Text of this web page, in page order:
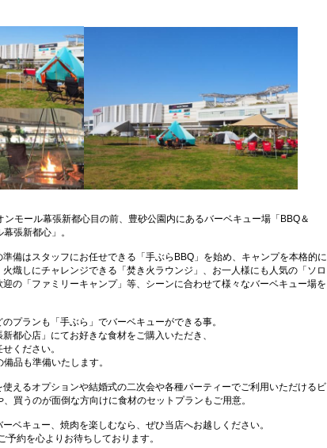
モール幕張新都心目の前、豊砂公園内にあるバーベキュー場「BBQ＆
張新都心」。
備はスタッフにお任せできる「手ぶらBBQ」を始め、キャンプを本格的に
熾しにチャレンジできる「焚き火ラウンジ」、お一人様にも人気の「ソロ
の「ファミリーキャンプ」等、シーンに合わせて様々なバーベキュー場を
プランも「手ぶら」でバーベキューができる事。
都心店」にてお好きな食材をご購入いただき、
ください。
品も準備いたします。
えるオプションや結婚式の二次会や各種パーティーでご利用いただけるビ
買うのが面倒な方向けに食材のセットプランもご用意。
ベキュー、焼肉を楽しむなら、ぜひ当店へお越しください。
予約を心よりお待ちしております。